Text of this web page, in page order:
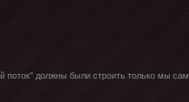
должны были строить только мы